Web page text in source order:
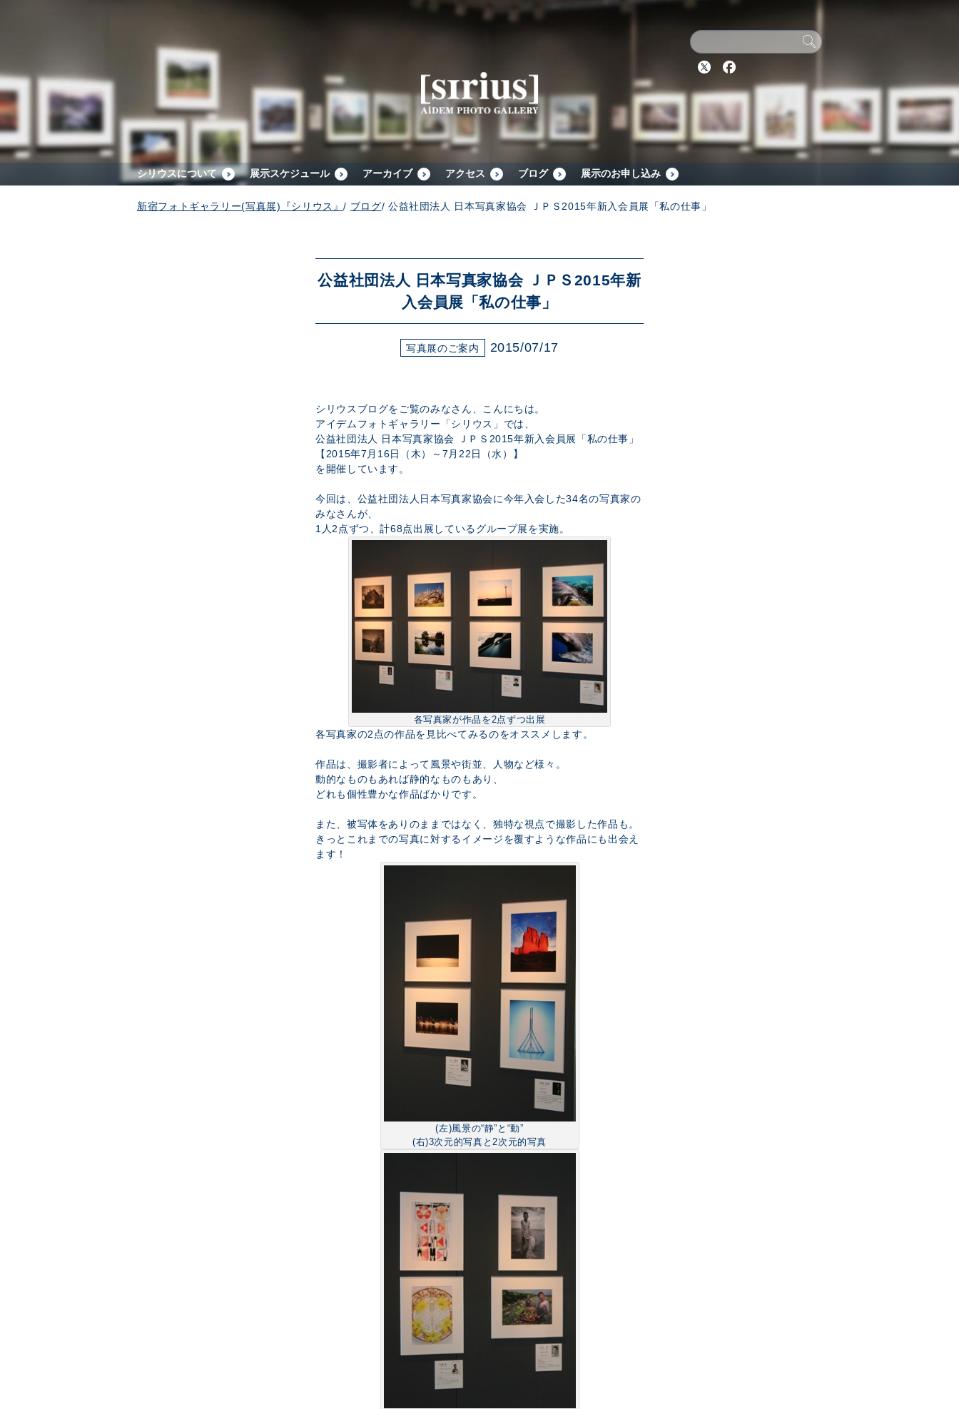
Twitter
シリウスについて 展示スケジュール アーカイブ アクセス ブログ 展示のお申し込み
新宿フォトギャラリー(写真展)『シリウス』/ ブログ/ 公益社団法人 日本写真家協会 ＪＰＳ2015年新入会員展「私の仕事」
公益社団法人 日本写真家協会 ＪＰＳ2015年新
入会員展「私の仕事」
写真展のご案内 2015/07/17
シリウスブログをご覧のみなさん、こんにちは。
アイデムフォトギャラリー「シリウス」では、
公益社団法人 日本写真家協会 ＪＰＳ2015年新入会員展「私の仕事」
【2015年7月16日（木）～7月22日（水）】
を開催しています。
今回は、公益社団法人日本写真家協会に今年入会した34名の写真家の
みなさんが、
1人2点ずつ、計68点出展しているグループ展を実施。
各写真家が作品を2点ずつ出展
各写真家の2点の作品を見比べてみるのをオススメします。
作品は、撮影者によって風景や街並、人物など様々。
動的なものもあれば静的なものもあり、
どれも個性豊かな作品ばかりです。
また、被写体をありのままではなく、独特な視点で撮影した作品も。
きっとこれまでの写真に対するイメージを覆すような作品にも出会え
ます！
(左)風景の“静”と“動”
(右)3次元的写真と2次元的写真
展示スケジュール
アーカイブ
ブログ
展示のお申し込み